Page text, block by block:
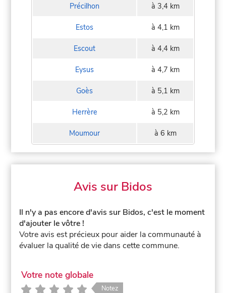
Précilhon à 3,4 km
Estos à 4,1 km
Escout à 4,4 km
Eysus à 4,7 km
Goès à 5,1 km
Herrère à 5,2 km
Moumour à 6 km
Avis sur Bidos
Il n'y a pas encore d'avis sur Bidos, c'est le moment
d'ajouter le vôtre !
Votre avis est précieux pour aider la communauté à
évaluer la qualité de vie dans cette commune.
Votre note globale
Notez